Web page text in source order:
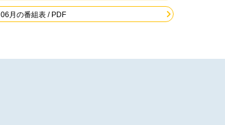
06月の番組表 / PDF